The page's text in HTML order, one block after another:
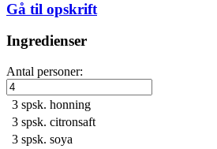
Gå til opskrift
Ingredienser
Antal personer:
3 spsk. honning
3 spsk. citronsaft
3 spsk. soya